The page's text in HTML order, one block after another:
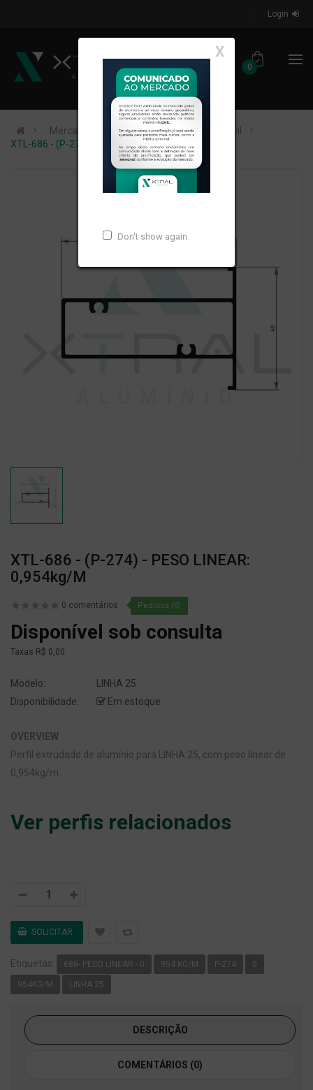
Login
0
X
Don't show again
Mercados de Atuação
Construção Civil
XTL-686 - (P-274) - PESO LINEAR: 0,954kg/m
XTL-686 - (P-274) - PESO LINEAR:
0,954kg/m
0 comentários Pedidos (0)
Disponível sob consulta
Taxas R$ 0,00
Modelo:
LINHA 25
Disponibilidade:
Em estoque
OVERVIEW
Perfil extrudado de alumínio para LINHA 25, com peso linear de
0,954kg/m.
Ver perfis relacionados
Etiquetas: 686- PESO LINEAR - 0 954 KG/M P-274 0
954KG/M LINHA 25
DESCRIÇÃO
COMENTÁRIOS (0)